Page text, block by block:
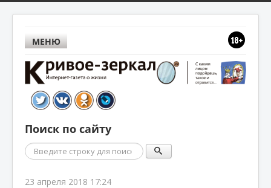
МЕНЮ
Поиск по сайту
Поиск
23 апреля 2018 17:24